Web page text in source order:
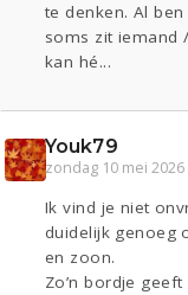
te denken. Al
soms zit iemand
kan hé...
Youk79
zondag 10 mei 2026
Ik vind je niet
duidelijk genoeg
en zoon.
Zo’n bordje